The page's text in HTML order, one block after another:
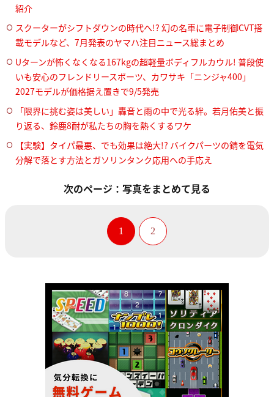
紹介
スクーターがシフトダウンの時代へ!? 幻の名車に電子制御CVT搭
載モデルなど、7月発表のヤマハ注目ニュース総まとめ
Uターンが怖くなくなる167kgの超軽量ボディフルカウル! 普段使
いも安心のフレンドリースポーツ、カワサキ「ニンジャ400」
2027モデルが価格据え置きで9/5発売
「限界に挑む姿は美しい」轟音と雨の中で光る絆。若月佑美と振
り返る、鈴鹿8耐が私たちの胸を熱くするワケ
【実験】タイパ最悪、でも効果は絶大!? バイクパーツの錆を電気
分解で落とす方法とガソリンタンク応用への手応え
次のページ：写真をまとめて見る
1 2